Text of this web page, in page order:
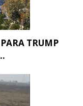
TRUMP